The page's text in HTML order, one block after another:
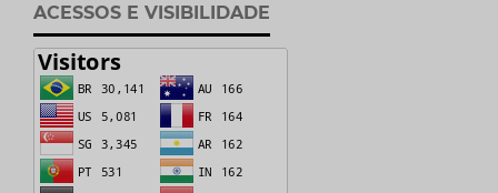
ACESSOS E VISIBILIDADE